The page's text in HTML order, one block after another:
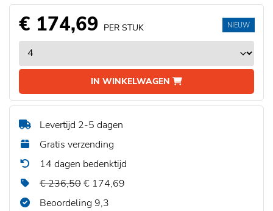
€ 174,69 PER STUK
IN WINKELWAGEN
NIEUW
Levertijd 2-5 dagen
Gratis verzending
14 dagen bedenktijd
€ 236,50€ 174,69
Beoordeling 9,3